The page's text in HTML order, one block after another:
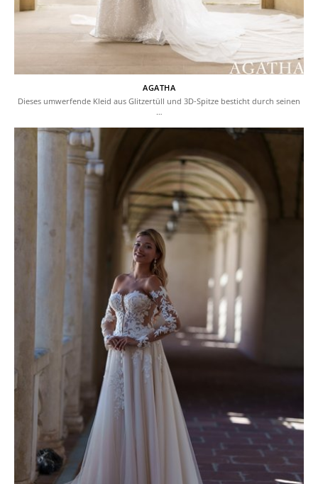
AGATHA
Dieses umwerfende Kleid aus Glitzertüll und 3D-Spitze besticht durch seinen
…